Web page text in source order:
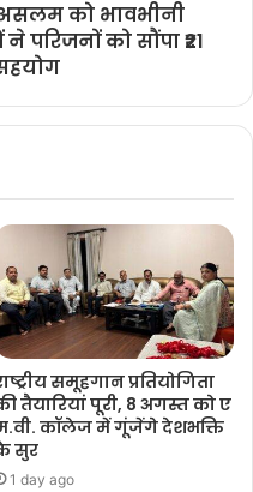
को भावभीनी
ने परिजनों को सौंपा ₹21
समूहगान प्रतियोगिता
तैयारियां पूरी, 8 अगस्त को ए
कॉलेज में गूंजेंगे देशभक्ति
सुर
1 day ago